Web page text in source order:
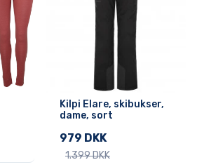
Kilpi Elare, skibukser,
dame, sort
979 DKK
1.399 DKK